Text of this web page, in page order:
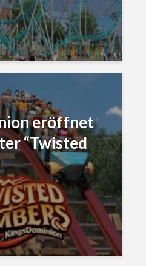
eröffnet
“Twisted